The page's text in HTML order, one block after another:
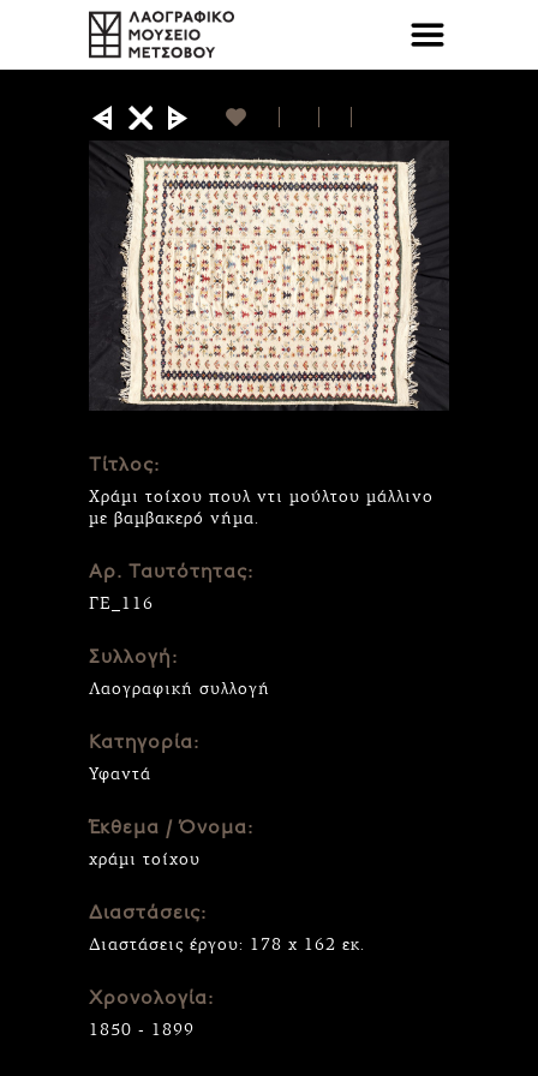
Τίτλος:
Χράμι τοίχου πουλ ντι μούλτου μάλλινο
με βαμβακερό νήμα.
Αρ. Ταυτότητας:
ΓΕ_116
Συλλογή:
Λαογραφική συλλογή
Κατηγορία:
Υφαντά
Έκθεμα / Όνομα:
χράμι τοίχου
Διαστάσεις:
Διαστάσεις έργου: 178 x 162 εκ.
Χρονολογία:
1850 - 1899